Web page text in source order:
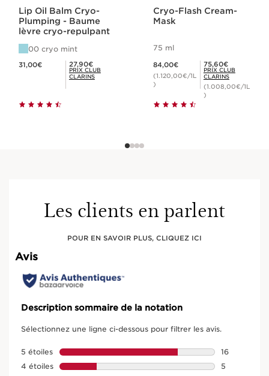
Lip Oil Balm Cryo-
Plumping - Baume
lèvre cryo-repulpant
00 cryo mint
31,00€ Prix Club Clarins 27,90€
27,90€
PRIX CLUB
CLARINS
Cryo-Flash Cream-
Mask
75 ml
84,00€
(1.120,00€/1L
)
Prix Club Clarins 75,60€
75,60€
PRIX CLUB
CLARINS
(1.008,00€/1L
)
Les clients en parlent
POUR EN SAVOIR PLUS, CLIQUEZ ICI